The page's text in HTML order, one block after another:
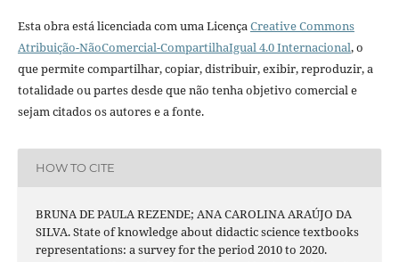
Esta obra está licenciada com uma Licença Creative Commons
Atribuição-NãoComercial-CompartilhaIgual 4.0 Internacional, o
que permite compartilhar, copiar, distribuir, exibir, reproduzir, a
totalidade ou partes desde que não tenha objetivo comercial e
sejam citados os autores e a fonte.
HOW TO CITE
BRUNA DE PAULA REZENDE; ANA CAROLINA ARAÚJO DA
SILVA. State of knowledge about didactic science textbooks
representations: a survey for the period 2010 to 2020.